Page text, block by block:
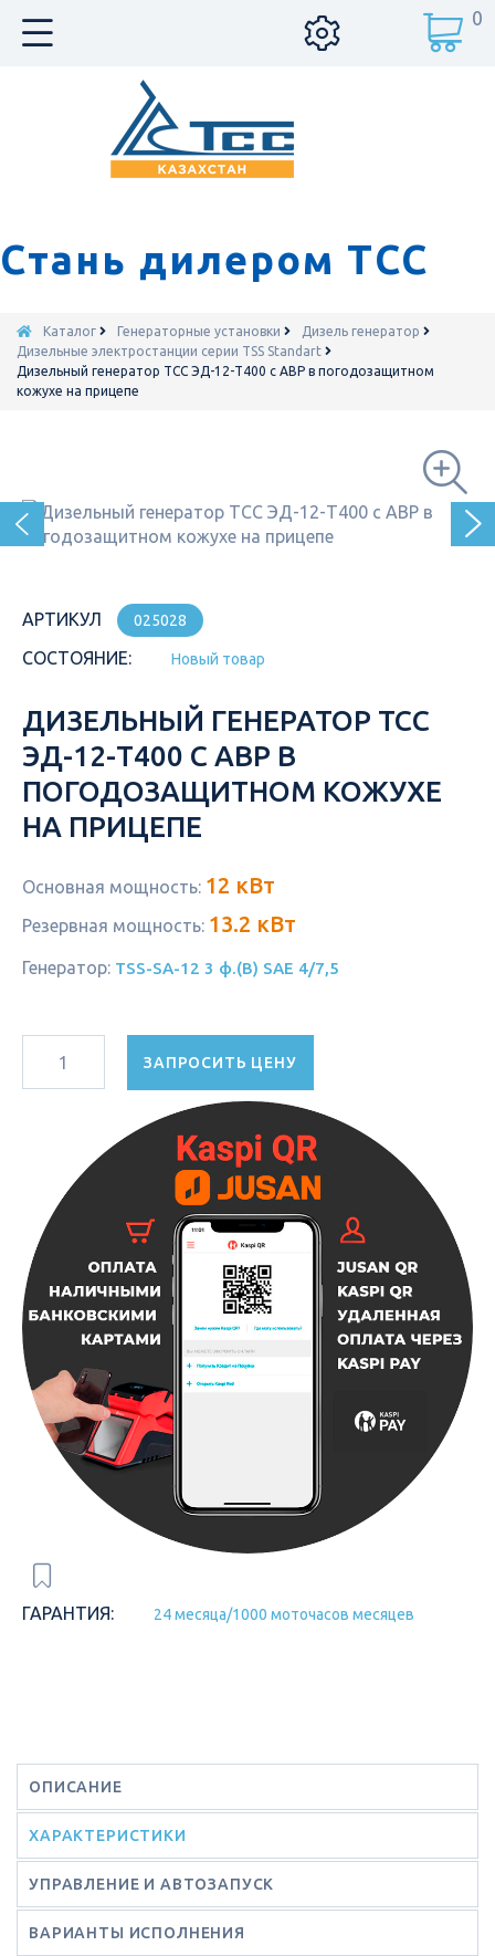
Стань дилером ТСС
0
Каталог Генераторные установки
Дизель генератор
Дизельные электростанции серии TSS Standart
Дизельный генератор ТСС ЭД-12-Т400 с АВР в погодозащитном
кожухе на прицепе
АРТИКУЛ 025028
СОСТОЯНИЕ: Новый товар
ДИЗЕЛЬНЫЙ ГЕНЕРАТОР ТСС
ЭД-12-Т400 С АВР В
ПОГОДОЗАЩИТНОМ КОЖУХЕ
НА ПРИЦЕПЕ
Основная мощность: 12 кВт
Резервная мощность: 13.2 кВт
Генератор: TSS-SA-12 3 ф.(B) SAE 4/7,5
ЗАПРОСИТЬ ЦЕНУ
ГАРАНТИЯ: 24 месяца/1000 моточасов месяцев
ОПИСАНИЕ
ХАРАКТЕРИСТИКИ
УПРАВЛЕНИЕ И АВТОЗАПУСК
ВАРИАНТЫ ИСПОЛНЕНИЯ